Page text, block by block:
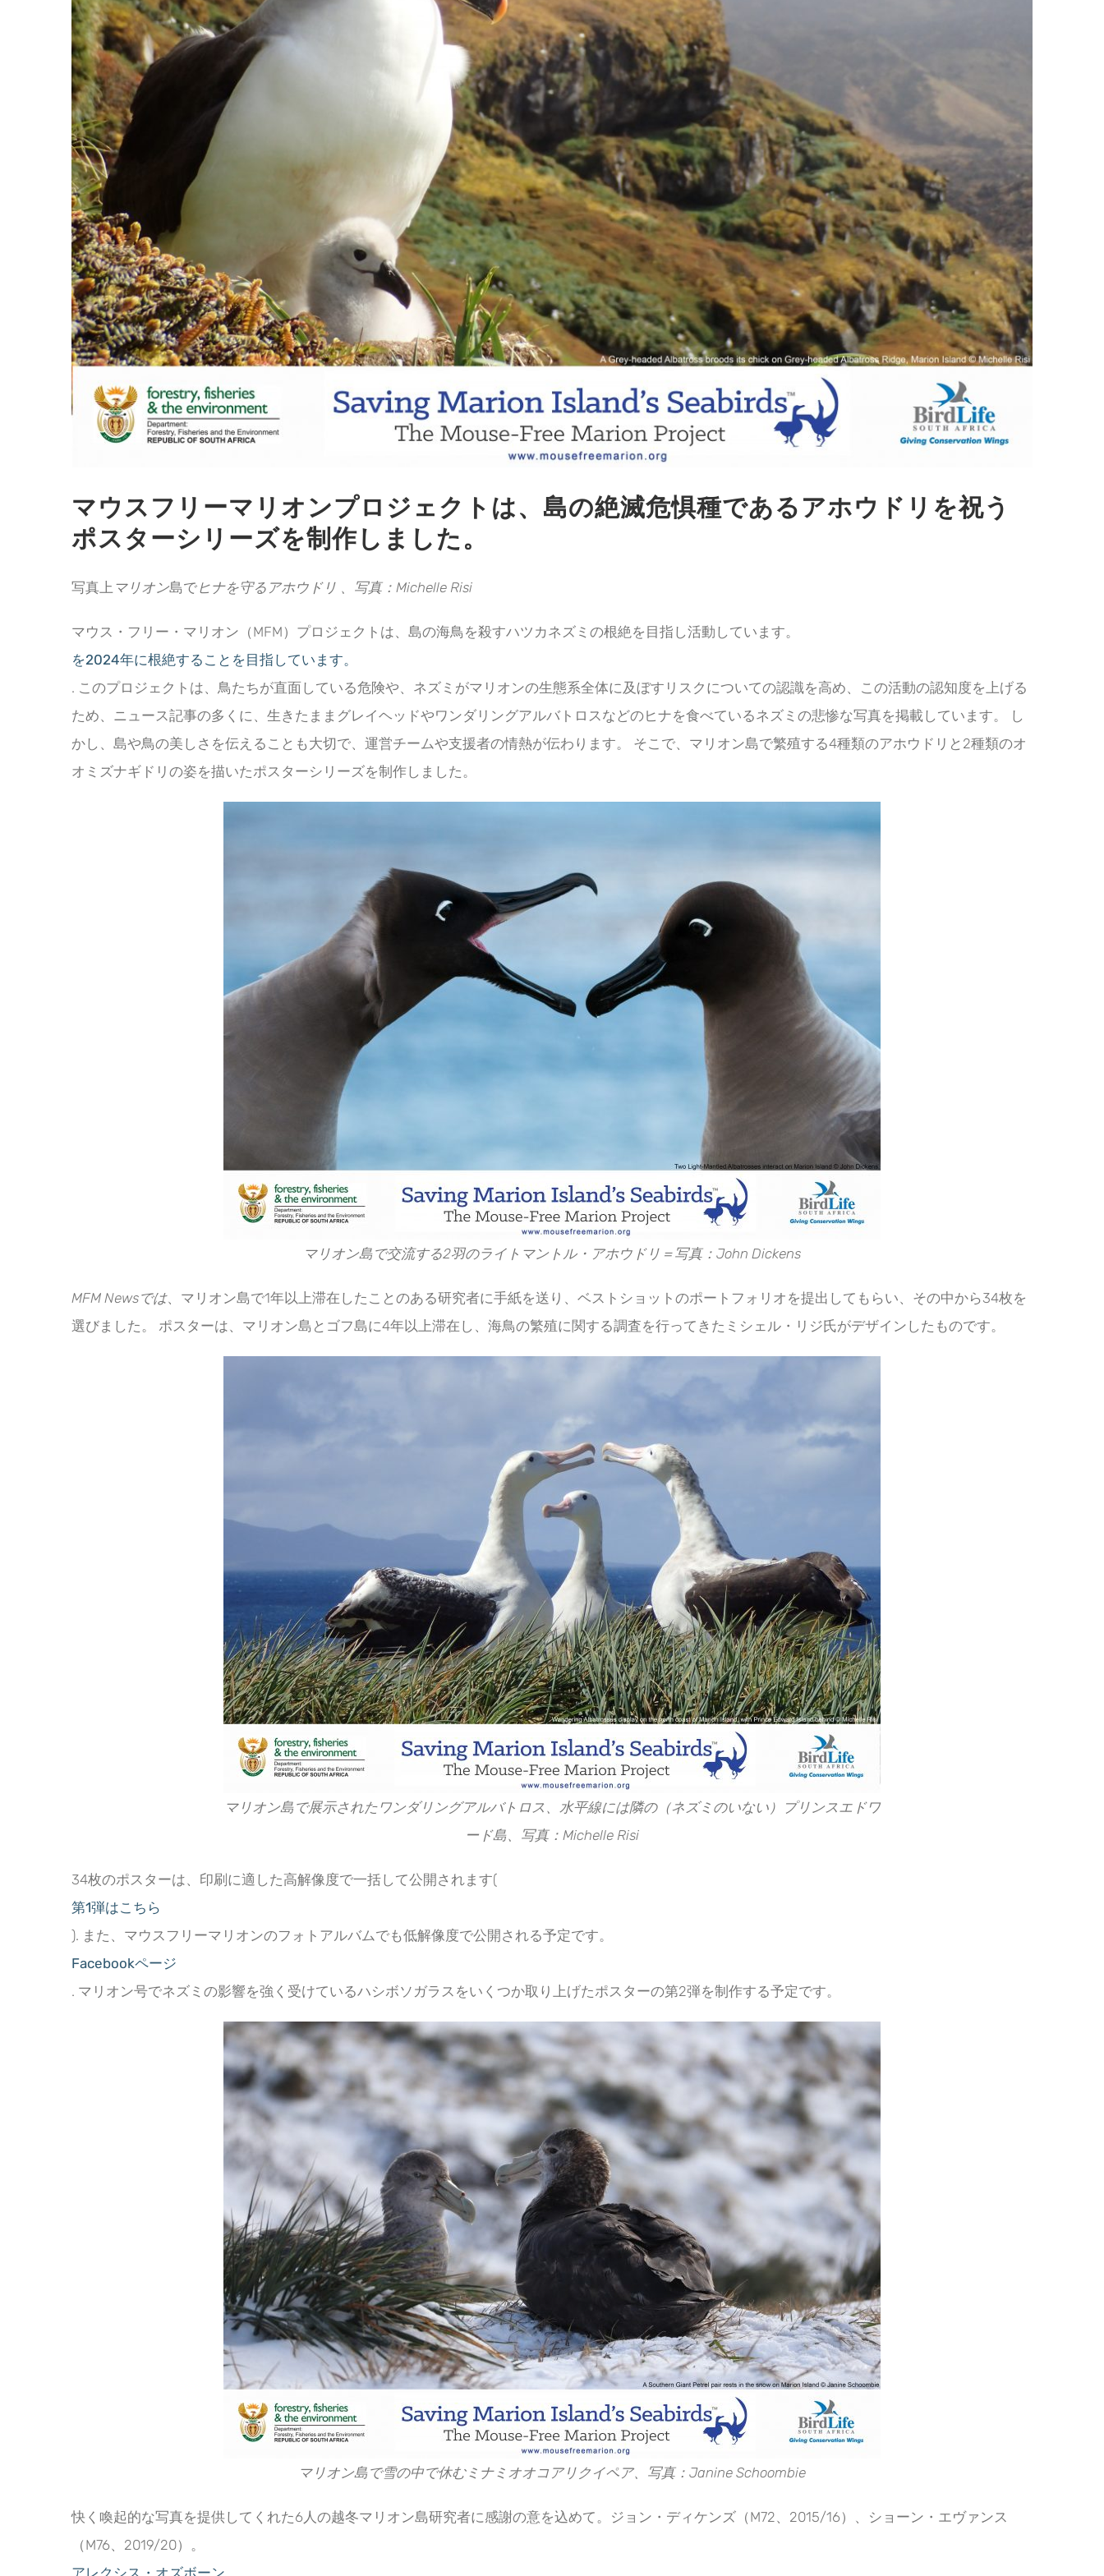
マウスフリーマリオンプロジェクトは、島の絶滅危惧種であるアホウドリを祝う
ポスターシリーズを制作しました。
写真上 マリオン島でヒナを守るアホウドリ 、写真：Michelle Risi
マウス・フリー・マリオン（MFM）プロジェクトは、島の海鳥を殺すハツカネズミの根絶を目指し活動しています。
を2024年に根絶することを目指しています。
. このプロジェクトは、鳥たちが直面している危険や、ネズミがマリオンの生態系全体に及ぼすリスクについての認識を高め、この活動の認知度を上げる
ため、ニュース記事の多くに、生きたままグレイヘッドやワンダリングアルバトロスなどのヒナを食べているネズミの悲惨な写真を掲載しています。 し
かし、島や鳥の美しさを伝えることも大切で、運営チームや支援者の情熱が伝わります。 そこで、マリオン島で繁殖する4種類のアホウドリと2種類のオ
オミズナギドリの姿を描いたポスターシリーズを制作しました。
マリオン島で交流する2羽のライトマントル・アホウドリ＝写真：John Dickens
MFM Newsでは、マリオン島で1年以上滞在したことのある研究者に手紙を送り、ベストショットのポートフォリオを提出してもらい、その中から34枚を
選びました。 ポスターは、マリオン島とゴフ島に4年以上滞在し、海鳥の繁殖に関する調査を行ってきたミシェル・リジ氏がデザインしたものです。
マリオン島で展示されたワンダリングアルバトロス、水平線には隣の（ネズミのいない）プリンスエドワ
ード島、写真：Michelle Risi
34枚のポスターは、印刷に適した高解像度で一括して公開されます(
第1弾はこちら
). また、マウスフリーマリオンのフォトアルバムでも低解像度で公開される予定です。
Facebookページ
. マリオン号でネズミの影響を強く受けているハシボソガラスをいくつか取り上げたポスターの第2弾を制作する予定です。
マリオン島で雪の中で休むミナミオオコアリクイペア、写真：Janine Schoombie
快く喚起的な写真を提供してくれた6人の越冬マリオン島研究者に感謝の意を込めて。ジョン・ディケンズ（M72、2015/16）、ショーン・エヴァンス
（M76、2019/20）。
アレクシス・オズボーン